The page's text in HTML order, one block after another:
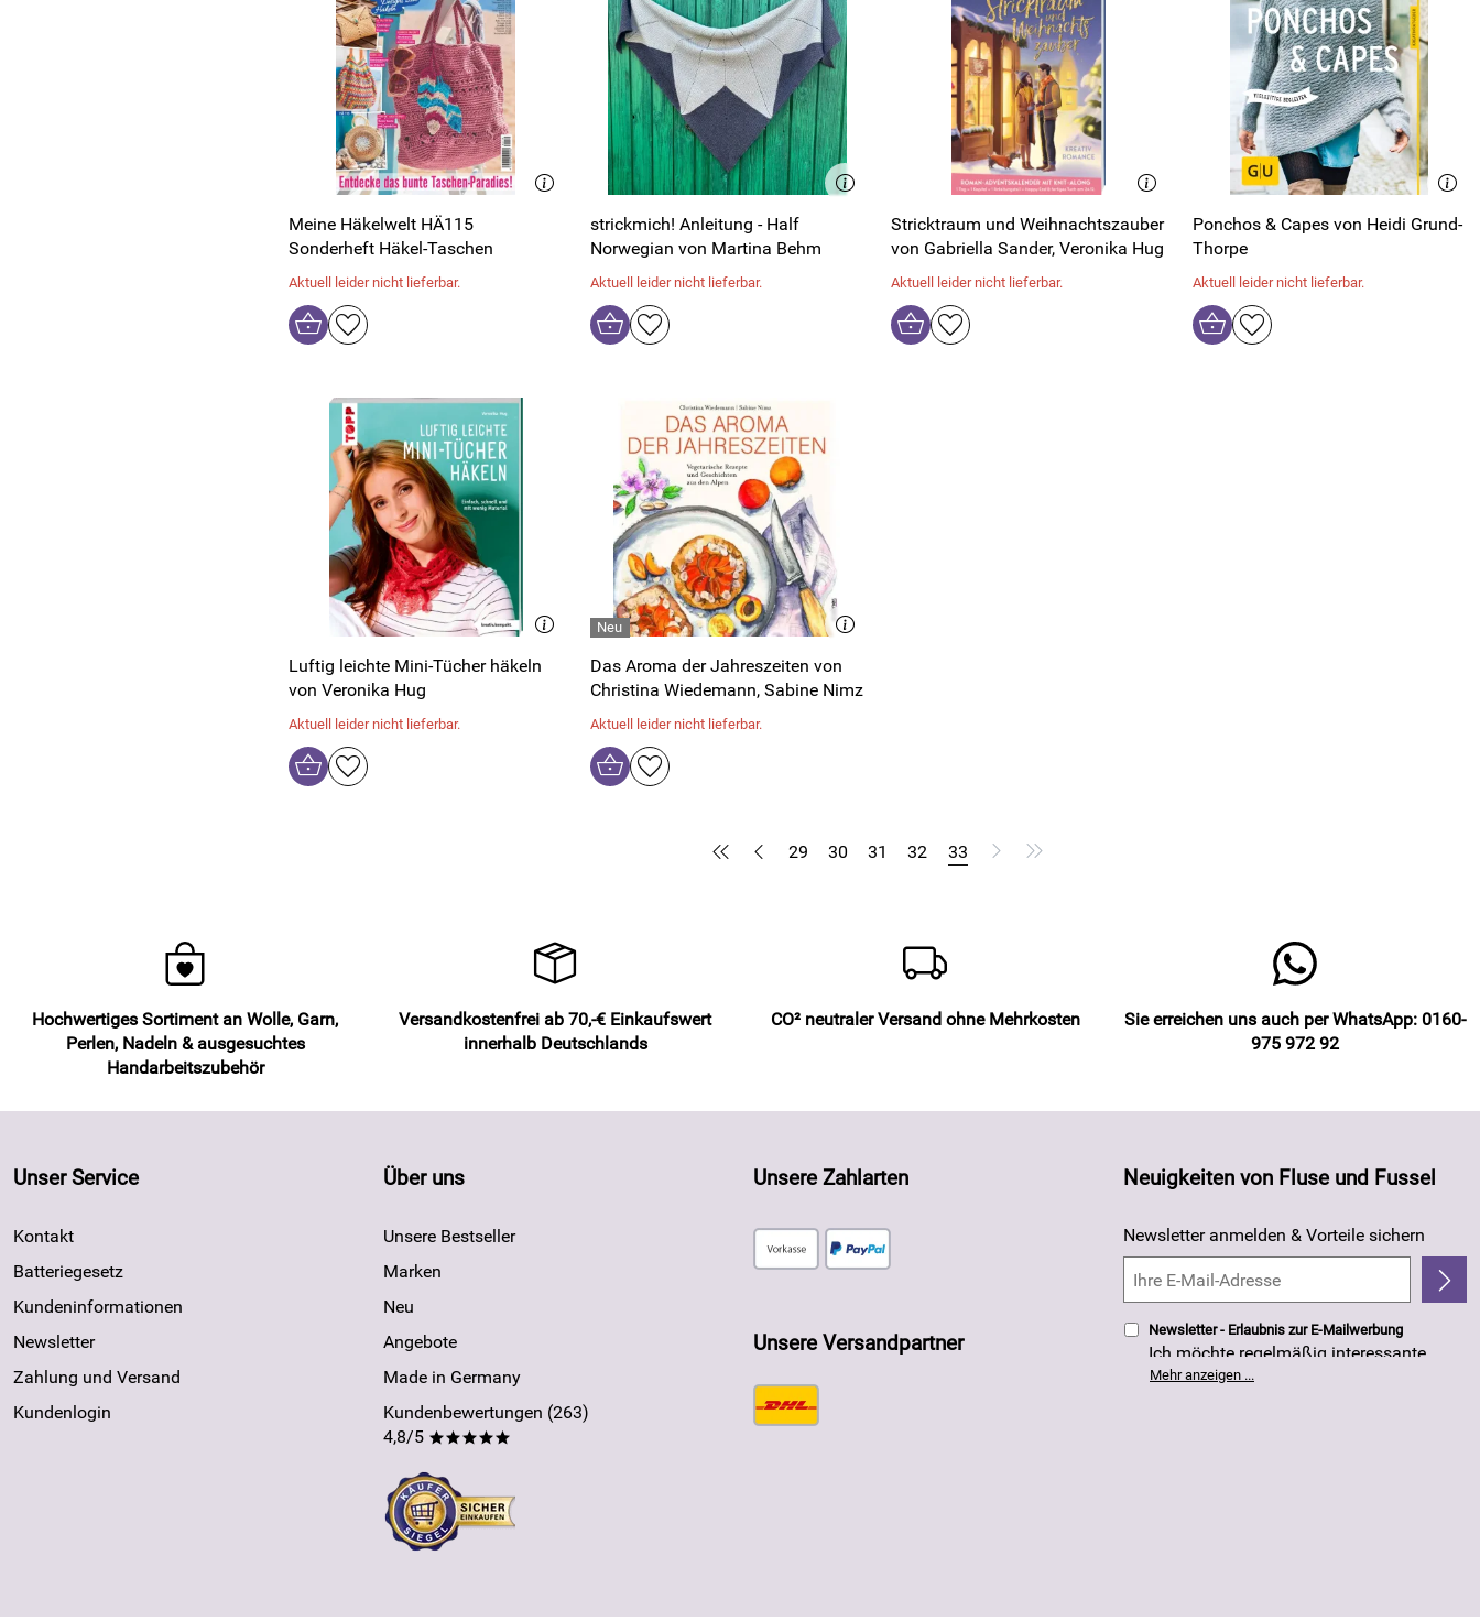
Meine Häkelwelt HÄ115
Sonderheft Häkel-Taschen
Aktuell leider nicht lieferbar.
strickmich! Anleitung - Half
Norwegian von Martina Behm
Aktuell leider nicht lieferbar.
Stricktraum und Weihnachtszauber
von Gabriella Sander, Veronika Hug
Aktuell leider nicht lieferbar.
Ponchos & Capes von Heidi Grund-
Thorpe
Aktuell leider nicht lieferbar.
Luftig leichte Mini-Tücher häkeln
von Veronika Hug
Aktuell leider nicht lieferbar.
Das Aroma der Jahreszeiten von
Christina Wiedemann, Sabine Nimz
Aktuell leider nicht lieferbar.
29 30 31 32 33
Hochwertiges Sortiment an Wolle, Garn,
Perlen, Nadeln & ausgesuchtes
Handarbeitszubehör
Versandkostenfrei ab 70,-€ Einkaufswert
innerhalb Deutschlands
CO² neutraler Versand ohne Mehrkosten
Sie erreichen uns auch per WhatsApp: 0160-
975 972 92
Unser Service
Kontakt
Batteriegesetz
Kundeninformationen
Newsletter
Zahlung und Versand
Kundenlogin
Über uns
Unsere Bestseller
Marken
Neu
Angebote
Made in Germany
Kundenbewertungen (263)
4,8/5 *****
Unsere Zahlarten
Unsere Versandpartner
Neuigkeiten von Fluse und Fussel
Newsletter anmelden & Vorteile sichern
Newsletter - Erlaubnis zur E-Mailwerbung
Ich möchte regelmäßig interessante
Angebote per E-Mail erhalten. Meine E-
Mail-Adresse wird nicht an andere
Mehr anzeigen ...